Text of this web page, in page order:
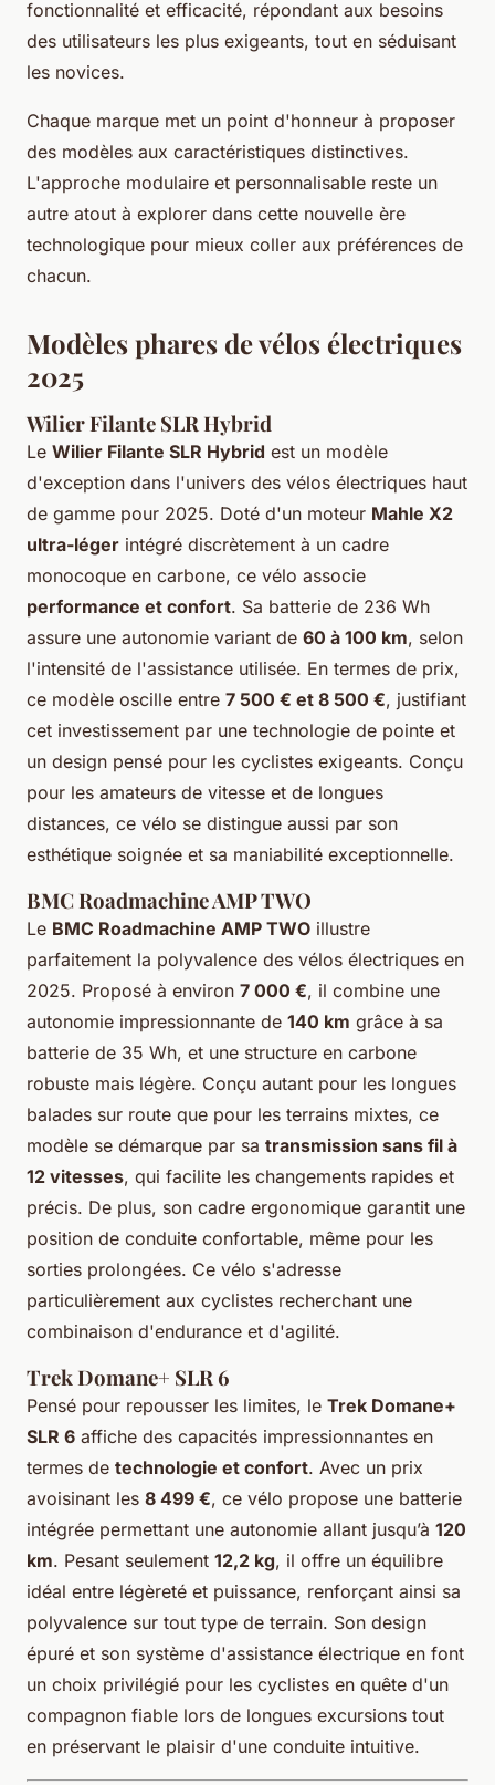
fonctionnalité et efficacité, répondant aux besoins
des utilisateurs les plus exigeants, tout en séduisant
les novices.
Chaque marque met un point d'honneur à proposer
des modèles aux caractéristiques distinctives.
L'approche modulaire et personnalisable reste un
autre atout à explorer dans cette nouvelle ère
technologique pour mieux coller aux préférences de
chacun.
Modèles phares de vélos électriques
2025
Wilier Filante SLR Hybrid
Le Wilier Filante SLR Hybrid est un modèle
d'exception dans l'univers des vélos électriques haut
de gamme pour 2025. Doté d'un moteur Mahle X2
ultra-léger intégré discrètement à un cadre
monocoque en carbone, ce vélo associe
performance et confort. Sa batterie de 236 Wh
assure une autonomie variant de 60 à 100 km, selon
l'intensité de l'assistance utilisée. En termes de prix,
ce modèle oscille entre 7 500 € et 8 500 €, justifiant
cet investissement par une technologie de pointe et
un design pensé pour les cyclistes exigeants. Conçu
pour les amateurs de vitesse et de longues
distances, ce vélo se distingue aussi par son
esthétique soignée et sa maniabilité exceptionnelle.
BMC Roadmachine AMP TWO
Le BMC Roadmachine AMP TWO illustre
parfaitement la polyvalence des vélos électriques en
2025. Proposé à environ 7 000 €, il combine une
autonomie impressionnante de 140 km grâce à sa
batterie de 35 Wh, et une structure en carbone
robuste mais légère. Conçu autant pour les longues
balades sur route que pour les terrains mixtes, ce
modèle se démarque par sa transmission sans fil à
12 vitesses, qui facilite les changements rapides et
précis. De plus, son cadre ergonomique garantit une
position de conduite confortable, même pour les
sorties prolongées. Ce vélo s'adresse
particulièrement aux cyclistes recherchant une
combinaison d'endurance et d'agilité.
Trek Domane+ SLR 6
Pensé pour repousser les limites, le Trek Domane+
SLR 6 affiche des capacités impressionnantes en
termes de technologie et confort. Avec un prix
avoisinant les 8 499 €, ce vélo propose une batterie
intégrée permettant une autonomie allant jusqu’à 120
km. Pesant seulement 12,2 kg, il offre un équilibre
idéal entre légèreté et puissance, renforçant ainsi sa
polyvalence sur tout type de terrain. Son design
épuré et son système d'assistance électrique en font
un choix privilégié pour les cyclistes en quête d'un
compagnon fiable lors de longues excursions tout
en préservant le plaisir d'une conduite intuitive.